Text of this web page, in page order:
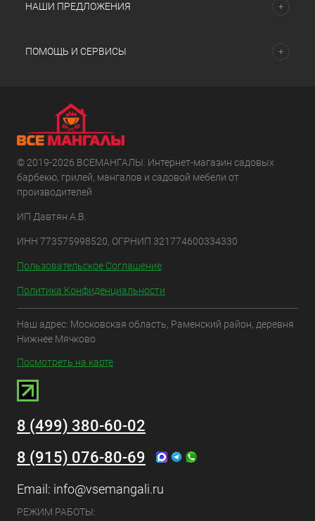
НАШИ ПРЕДЛОЖЕНИЯ
ПОМОЩЬ И СЕРВИСЫ
© 2019-2026 ВСЕМАНГАЛЫ. Интернет-магазин садовых
барбекю, грилей, мангалов и садовой мебели от
производителей
ИП Давтян А.В.
ИНН 773575998520, ОГРНИП 321774600334330
Пользовательское Соглашение
Политика Конфиденциальности
Наш адрес: Московская область, Раменский район, деревня
Нижнее Мячково
Посмотреть на карте
8 (499) 380-60-02
8 (915) 076-80-69
Email: info@vsemangali.ru
РЕЖИМ РАБОТЫ: